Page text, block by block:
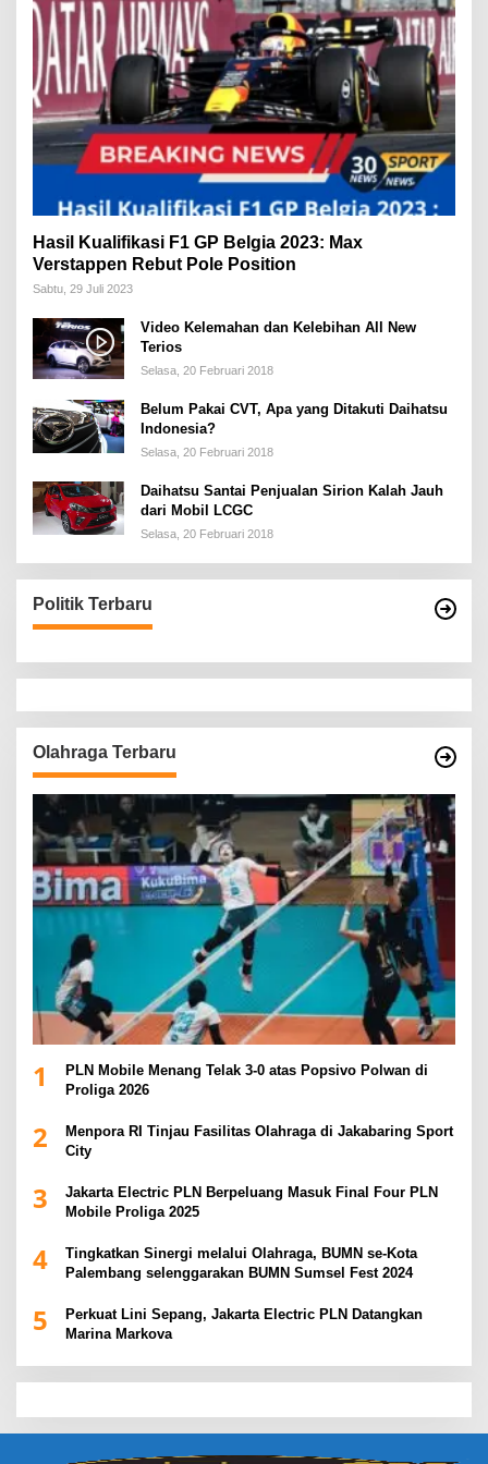
Hasil Kualifikasi F1 GP Belgia 2023: Max
Verstappen Rebut Pole Position
Sabtu, 29 Juli 2023
Video Kelemahan dan Kelebihan All New
Terios
Selasa, 20 Februari 2018
Belum Pakai CVT, Apa yang Ditakuti Daihatsu
Indonesia?
Selasa, 20 Februari 2018
Daihatsu Santai Penjualan Sirion Kalah Jauh
dari Mobil LCGC
Selasa, 20 Februari 2018
Politik Terbaru
Olahraga Terbaru
1
PLN Mobile Menang Telak 3-0 atas Popsivo Polwan di
Proliga 2026
2
Menpora RI Tinjau Fasilitas Olahraga di Jakabaring Sport
City
3
Jakarta Electric PLN Berpeluang Masuk Final Four PLN
Mobile Proliga 2025
4
Tingkatkan Sinergi melalui Olahraga, BUMN se-Kota
Palembang selenggarakan BUMN Sumsel Fest 2024
5
Perkuat Lini Sepang, Jakarta Electric PLN Datangkan
Marina Markova